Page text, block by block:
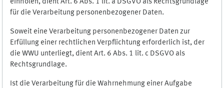
einholen, dient Art. 6 Abs. 1 lit. a DSGVO als Rechtsgrundlage
für die Verarbeitung personenbezogener Daten.
Soweit eine Verarbeitung personenbezogener Daten zur
Erfüllung einer rechtlichen Verpflichtung erforderlich ist, der
die WWU unterliegt, dient Art. 6 Abs. 1 lit. c DSGVO als
Rechtsgrundlage.
Ist die Verarbeitung für die Wahrnehmung einer Aufgabe